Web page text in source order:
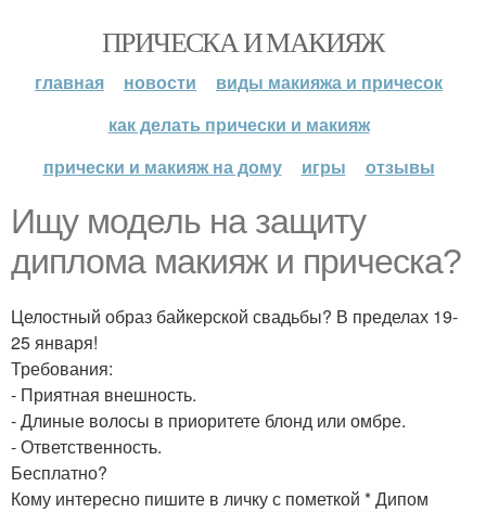
ПРИЧЕСКА И МАКИЯЖ
главная новости
виды макияжа и причесок
как делать прически и макияж
прически и макияж на дому
игры отзывы
Ищу модель на защиту
диплома макияж и прическа?
Целостный образ байкерской свадьбы? В пределах 19-
25 января!
Требования:
- Приятная внешность.
- Длиные волосы в приоритете блонд или омбре.
- Ответственность.
Бесплатно?
Кому интересно пишите в личку с пометкой * Дипом